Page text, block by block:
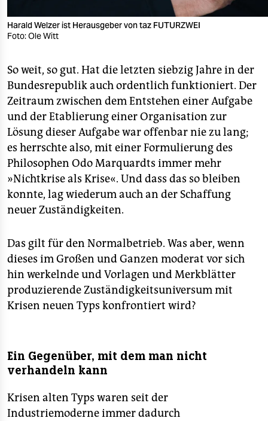
Harald Welzer ist Herausgeber von taz FUTURZWEI
Foto: Ole Witt
So weit, so gut. Hat die letzten siebzig Jahre in der
Bundesrepublik auch ordentlich funktioniert. Der
Zeitraum zwischen dem Entstehen einer Aufgabe
und der Etablierung einer Organisation zur
Lösung dieser Aufgabe war offenbar nie zu lang;
es herrschte also, mit einer Formulierung des
Philosophen Odo Marquardts immer mehr
»Nichtkrise als Krise«. Und dass das so bleiben
konnte, lag wiederum auch an der Schaffung
neuer Zuständigkeiten.
Das gilt für den Normalbetrieb. Was aber, wenn
dieses im Großen und Ganzen moderat vor sich
hin werkelnde und Vorlagen und Merkblätter
produzierende Zuständigkeitsuniversum mit
Krisen neuen Typs konfrontiert wird?
Ein Gegenüber, mit dem man nicht
verhandeln kann
Krisen alten Typs waren seit der
Industriemoderne immer dadurch